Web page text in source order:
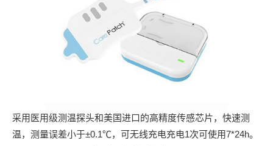
采用医用级测温探头和美国进口的高精度传感芯片，快速测
温，测量误差小于±0.1℃，可无线充电充电1次可使用7*24h。